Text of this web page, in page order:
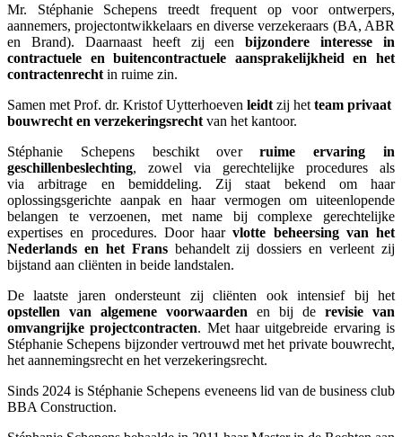
Mr. Stéphanie Schepens treedt frequent op voor ontwerpers,
aannemers, projectontwikkelaars en diverse verzekeraars (BA, ABR
en Brand). Daarnaast heeft zij een bijzondere interesse in
contractuele en buitencontractuele aansprakelijkheid en het
contractenrecht in ruime zin.
Samen met Prof. dr. Kristof Uytterhoeven leidt zij het team privaat
bouwrecht en verzekeringsrecht van het kantoor.
Stéphanie Schepens beschikt overruime ervaring in
geschillenbeslechting, zowel via gerechtelijke procedures als
via arbitrage en bemiddeling. Zij staat bekend om haar
oplossingsgerichte aanpak en haar vermogen om uiteenlopende
belangen te verzoenen, met name bij complexe gerechtelijke
expertises en procedures. Door haarvlotte beheersing van het
Nederlands en het Fransbehandelt zij dossiers en verleent zij
bijstand aan cliënten in beide landstalen.
De laatste jaren ondersteunt zij cliënten ook intensief bij het
opstellen van algemene voorwaarden en bij de revisie van
omvangrijke projectcontracten. Met haar uitgebreide ervaring is
Stéphanie Schepens bijzonder vertrouwd met het private bouwrecht,
het aannemingsrecht en het verzekeringsrecht.
Sinds 2024 is Stéphanie Schepens eveneens lid van de business club
BBA Construction.